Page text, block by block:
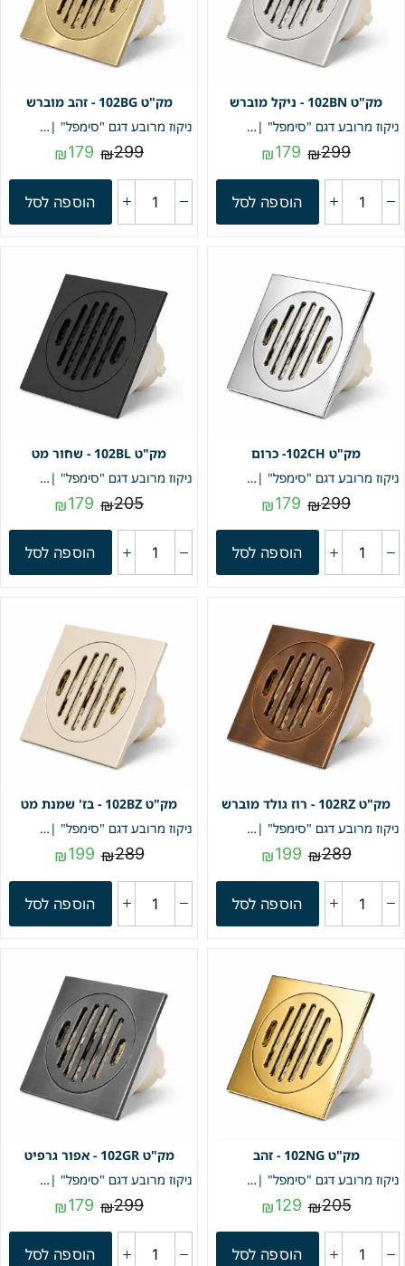
102BN - ניקל מוברש
ניקוז מרובע דגם "סימפל" | 10/10 | פטנט חוסם ריחות וחרקים | ניקל מוברש | מק"ט 102BN
₪299
₪179
הוספה לסל
102BG - זהב מוברש
ניקוז מרובע דגם "סימפל" | 10/10 | פטנט חוסם ריחות וחרקים | זהב מוברש | מק"ט 102BG
₪299
₪179
הוספה לסל
102CH- כרום
ניקוז מרובע דגם "סימפל" | 10/10 | פטנט חוסם ריחות וחרקים | כרום | מק"ט 102CH
₪299
₪179
הוספה לסל
102BL - שחור מט
ניקוז מרובע דגם "סימפל" | 10/10 | פטנט חוסם ריחות וחרקים | שחור מט | מק"ט 102BL
₪205
₪179
הוספה לסל
102RZ - רוז גולד מוברש
ניקוז מרובע דגם "סימפל" | 10/10 | פטנט חוסם ריחות וחרקים | רוז גולד מוברש | מק"ט 102RZ
₪289
₪199
הוספה לסל
102BZ - בז' שמנת מט
ניקוז מרובע דגם "סימפל" | 10/10 | פטנט חוסם ריחות וחרקים | בז' שמנת מט | מק"ט 102BZ
₪289
₪199
הוספה לסל
102NG - זהב
ניקוז מרובע דגם "סימפל" | 10/10 | פטנט חוסם ריחות וחרקים | זהב | מק"ט 102NG
₪205
₪129
הוספה לסל
102GR - אפור גרפיט
ניקוז מרובע דגם "סימפל" | 10/10 | פטנט חוסם ריחות וחרקים | אפור גרפיט | מק"ט 102GR
₪299
₪179
הוספה לסל